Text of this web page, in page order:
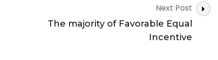
Next Post
The majority of Favorable Equal
Incentive